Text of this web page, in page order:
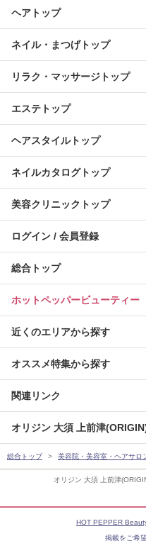
オリジン 大須 上前津
ヘアトップ
ネイル・まつげトップ
リラク・マッサージトップ
エステトップ
ヘアスタイルトップ
ネイルカタログトップ
美容クリニックトップ
ログイン / 会員登録
総合トップ
ホットペッパービューティ
近くのエリアから探す
オススメ特集から探す
関連リンク
オリジン 大須 上前津
総合トップ 美容院・美容室・ヘアサロ
HOT PEPPER
掲載をご希